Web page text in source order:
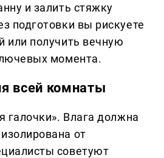
и залить стяжку
подготовки вы рискуете
или получить вечную
момента.
всей комнаты
галочки». Влага должна
от
советуют